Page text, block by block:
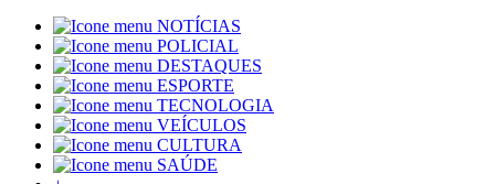
NOTÍCIAS
POLICIAL
DESTAQUES
ESPORTE
TECNOLOGIA
VEÍCULOS
CULTURA
SAÚDE